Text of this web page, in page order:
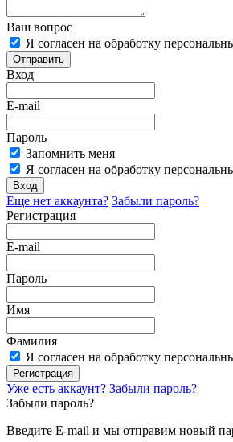
Ваш вопрос
Я согласен на обработку
Отправить
Вход
E-mail
Пароль
Запомнить меня
Я согласен на обработку
Вход
Еще нет аккаунта? Забыли пароль?
Регистрация
E-mail
Пароль
Имя
Фамилия
Я согласен на обработку
Регистрация
Уже есть аккаунт? Забыли пароль?
Забыли пароль?
Введите E-mail и мы отправим новый